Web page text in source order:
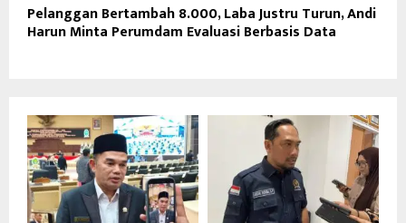
Pelanggan Bertambah 8.000, Laba Justru Turun, Andi
Harun Minta Perumdam Evaluasi Berbasis Data